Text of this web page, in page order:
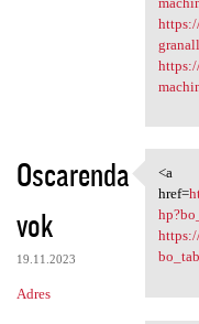
Oscarenda
vok
19.11.2023
Adres
<a
<a
href=